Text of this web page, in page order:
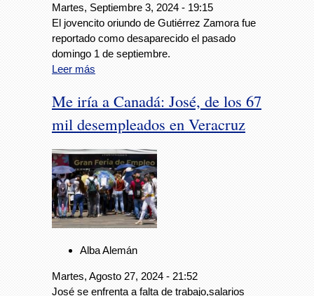
Martes, Septiembre 3, 2024 - 19:15
El jovencito oriundo de Gutiérrez Zamora fue
reportado como desaparecido el pasado
domingo 1 de septiembre.
Leer más
Me iría a Canadá: José, de los 67
mil desempleados en Veracruz
Alba Alemán
Martes, Agosto 27, 2024 - 21:52
José se enfrenta a falta de trabajo,salarios